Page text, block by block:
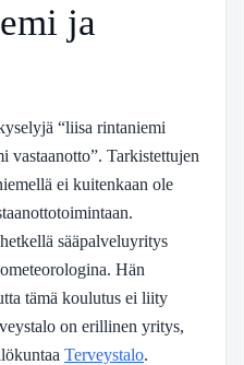
ja
“liisa rintaniemi
vastaanotto”. Tarkistettujen
ei kuitenkaan ole
sääpalveluyritys
Hän
tämä koulutus ei liity
on erillinen yritys,
Terveystalo.